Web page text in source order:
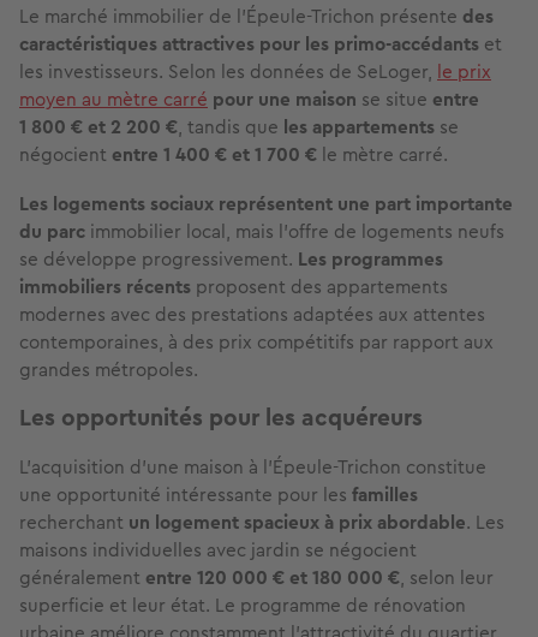
Le marché immobilier de l'Épeule-Trichon présente des
caractéristiques attractives pour les primo-accédants et
les investisseurs. Selon les données de SeLoger, le prix
moyen au mètre carré pour une maison se situe entre
1 800 € et 2 200 €, tandis que les appartements se
négocient entre 1 400 € et 1 700 € le mètre carré.
Les logements sociaux représentent une part importante
du parc immobilier local, mais l'offre de logements neufs
se développe progressivement. Les programmes
immobiliers récents proposent des appartements
modernes avec des prestations adaptées aux attentes
contemporaines, à des prix compétitifs par rapport aux
grandes métropoles.
Les opportunités pour les acquéreurs
L'acquisition d'une maison à l'Épeule-Trichon constitue
une opportunité intéressante pour les familles
recherchant un logement spacieux à prix abordable. Les
maisons individuelles avec jardin se négocient
généralement entre 120 000 € et 180 000 €, selon leur
superficie et leur état. Le programme de rénovation